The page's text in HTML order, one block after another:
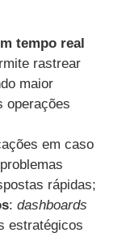
tempo real
rastrear
maior
operações
em caso
rápidas;
: dashboards
estratégicos